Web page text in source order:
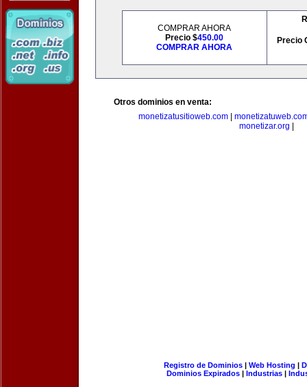
COMPRAR AHORA
Precio $450.00
COMPRAR AHORA
Precio
Otros dominios en venta:
monetizatusitioweb.com
monetizar.org
Registro de Dominios| Web Hosting |
Dominios Expirados | Industrias |